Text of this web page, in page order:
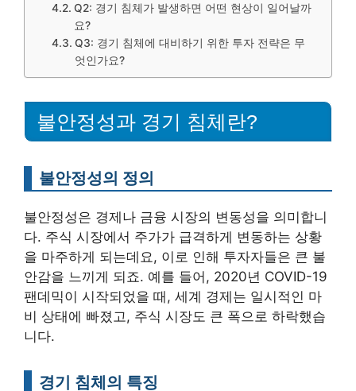
Q2: 경기 침체가 발생하면 어떤 현상이 일어날까
요?
Q3: 경기 침체에 대비하기 위한 투자 전략은 무
엇인가요?
불안정성과 경기 침체란?
불안정성의 정의
불안정성은 경제나 금융 시장의 변동성을 의미합니
다. 주식 시장에서 주가가 급격하게 변동하는 상황
을 마주하게 되는데요, 이로 인해 투자자들은 큰 불
안감을 느끼게 되죠. 예를 들어, 2020년 COVID-19
팬데믹이 시작되었을 때, 세계 경제는 일시적인 마
비 상태에 빠졌고, 주식 시장도 큰 폭으로 하락했습
니다.
경기 침체의 특징